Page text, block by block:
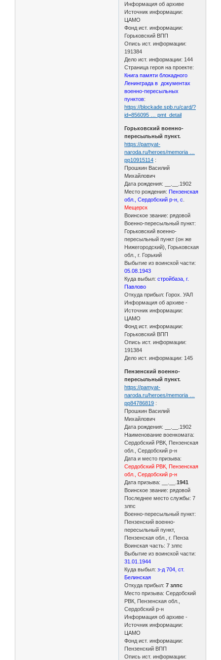
Информация об архиве
Источник информации:
ЦАМО
Фонд ист. информации:
Горьковский ВПП
Опись ист. информации:
191384
Дело ист. информации: 144
Страница героя на проекте:
Книга памяти блокадного
Ленинграда в документах
военно-пересыльных
пунктов:
https://blockade.spb.ru/card/?
id=856095 … pmt_detail
Горьковский военно-
пересыльный пункт.
https://pamyat-
naroda.ru/heroes/memoria …
pp10915114 :
Прошкин Василий
Михайлович
Дата рождения: __.__.1902
Место рождения:Пензенская
обл., Сердобский р-н, с
Мещерск
Воинское звание: рядовой
Военно-пересыльный пункт:
Горьковский военно-
пересыльный пункт (он же
Нижегородский), Горьковская
обл., г. Горький
Выбытие из воинской части:
05.08.1943
Куда выбыл: стройбаза, г.
Павлово
Откуда прибыл: Горох. УАЛ
Информация об архиве -
Источник информации:
ЦАМО
Фонд ист. информации:
Горьковский ВПП
Опись ист. информации:
191384
Дело ист. информации: 145
Пензенский военно-
пересыльный пункт.
https://pamyat-
naroda.ru/heroes/memoria …
pp84786819 :
Прошкин Василий
Михайлович
Дата рождения: __.__.1902
Наименование военкомата:
Сердобский РВК, Пензенская
обл., Сердобский р-н
Дата и место призыва:
Сердобский РВК, Пензенская
обл., Сердобский р-н
Дата призыва: __.__.1941
Воинское звание: рядовой
Последнее место службы: 7
злпс
Военно-пересыльный пункт:
Пензенский военно-
пересыльный пункт,
Пензенская обл., г. Пенза
Воинская часть: 7 злпс
Выбытие из воинской части:
31.01.1944
Куда выбыл:з-д 704, ст.
Белинская
Откуда прибыл:7 злпс
Место призыва: Сердобский
РВК, Пензенская обл.,
Сердобский р-н
Информация об архиве -
Источник информации:
ЦАМО
Фонд ист. информации:
Пензенский ВПП
Опись ист. информации: